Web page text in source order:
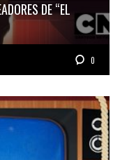
DE “EL
0